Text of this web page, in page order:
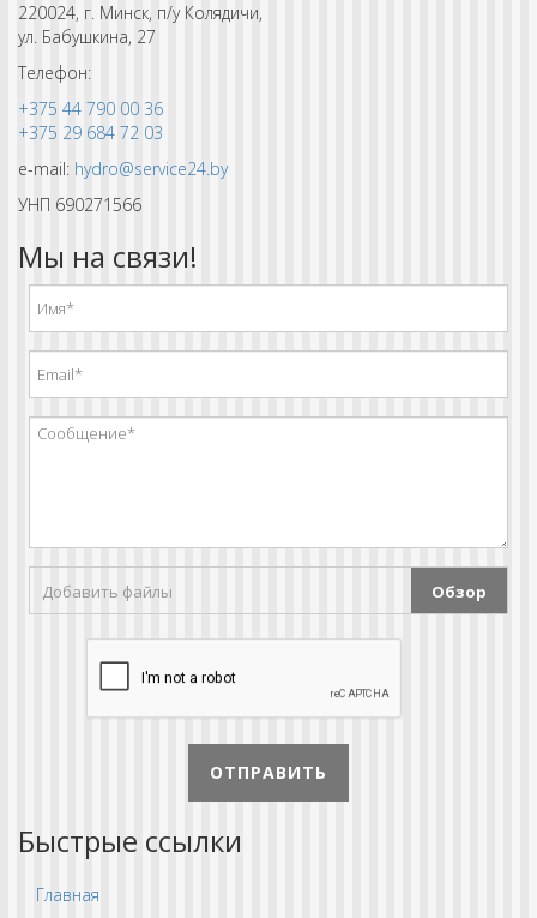
220024, г. Минск, п/у Колядичи,
ул. Бабушкина, 27
Телефон:
+375 44 790 00 36
+375 29 684 72 03
e-mail: hydro@service24.by
УНП 690271566
Мы на связи!
Добавить файлы Обзор
ОТПРАВИТЬ
Быстрые ссылки
Главная